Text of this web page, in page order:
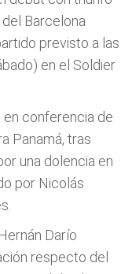
Barcelona
previsto a las
en el Soldier
en conferencia de
Panamá, tras
una dolencia en
por Nicolás
Darío
respecto del